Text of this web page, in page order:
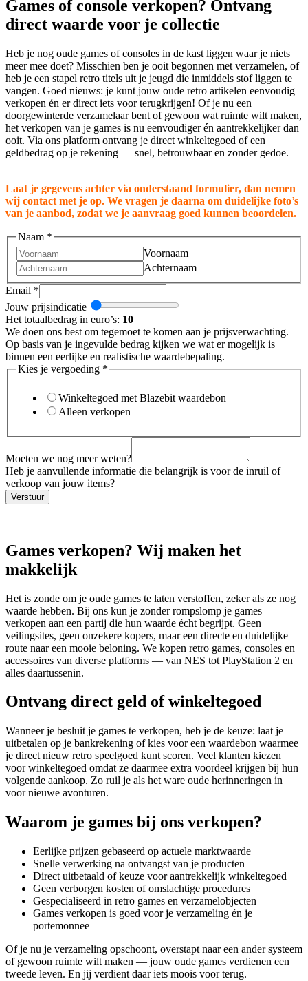
Games of console verkopen? Ontvang
direct waarde voor je collectie
Heb je nog oude games of consoles in de kast liggen waar je niets
meer mee doet? Misschien ben je ooit begonnen met verzamelen, of
heb je een stapel retro titels uit je jeugd die inmiddels stof liggen te
vangen. Goed nieuws: je kunt jouw oude retro artikelen eenvoudig
verkopen én er direct iets voor terugkrijgen! Of je nu een
doorgewinterde verzamelaar bent of gewoon wat ruimte wilt maken,
het verkopen van je games is nu eenvoudiger én aantrekkelijker dan
ooit. Via ons platform ontvang je direct winkeltegoed of een
geldbedrag op je rekening — snel, betrouwbaar en zonder gedoe.
Laat je gegevens achter via onderstaand formulier, dan nemen
wij contact met je op. We vragen je daarna om duidelijke foto’s
van je aanbod, zodat we je aanvraag goed kunnen beoordelen.
Naam *
Voornaam
Achternaam
prijsindicatie
we
meer
Email *
Jouw prijsindicatie
Het totaalbedrag in euro’s: 10
We doen ons best om tegemoet te komen aan je prijsverwachting.
Op basis van je ingevulde bedrag kijken we wat er mogelijk is
binnen een eerlijke en realistische waardebepaling.
Kies je vergoeding *
Winkeltegoed met Blazebit waardebon
Alleen verkopen
Moeten we nog meer weten?
Heb je aanvullende informatie die belangrijk is voor de inruil of
verkoop van jouw items?
Verstuur
Games verkopen? Wij maken het
makkelijk
Het is zonde om je oude games te laten verstoffen, zeker als ze nog
waarde hebben. Bij ons kun je zonder rompslomp je games
verkopen aan een partij die hun waarde écht begrijpt. Geen
veilingsites, geen onzekere kopers, maar een directe en duidelijke
route naar een mooie beloning. We kopen retro games, consoles en
accessoires van diverse platforms — van NES tot PlayStation 2 en
alles daartussenin.
Ontvang direct geld of winkeltegoed
Wanneer je besluit je games te verkopen, heb je de keuze: laat je
uitbetalen op je bankrekening of kies voor een waardebon waarmee
je direct nieuw retro speelgoed kunt scoren. Veel klanten kiezen
voor winkeltegoed omdat ze daarmee extra voordeel krijgen bij hun
volgende aankoop. Zo ruil je als het ware oude herinneringen in
voor nieuwe avonturen.
Waarom je games bij ons verkopen?
Eerlijke prijzen gebaseerd op actuele marktwaarde
Snelle verwerking na ontvangst van je producten
Direct uitbetaald of keuze voor aantrekkelijk winkeltegoed
Geen verborgen kosten of omslachtige procedures
Gespecialiseerd in retro games en verzamelobjecten
Games verkopen is goed voor je verzameling én je
portemonnee
Of je nu je verzameling opschoont, overstapt naar een ander systeem
of gewoon ruimte wilt maken — jouw oude games verdienen een
tweede leven. En jij verdient daar iets moois voor terug.